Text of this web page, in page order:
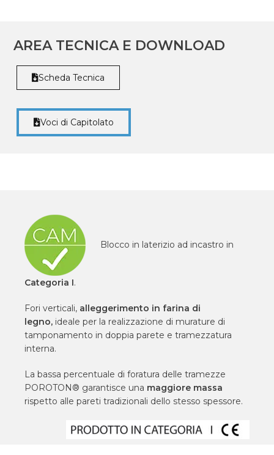
AREA TECNICA E DOWNLOAD
Scheda Tecnica
Voci di Capitolato
Blocco in laterizio ad incastro in
Categoria I.
Fori verticali, alleggerimento in farina di
legno, ideale per la realizzazione di murature di
tamponamento in doppia parete e tramezzatura
interna.
La bassa percentuale di foratura delle tramezze
POROTON® garantisce una maggiore massa
rispetto alle pareti tradizionali dello stesso spessore.